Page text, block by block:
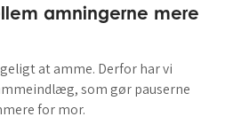
amningerne mere
at amme. Derfor har vi
som gør pauserne
for mor.